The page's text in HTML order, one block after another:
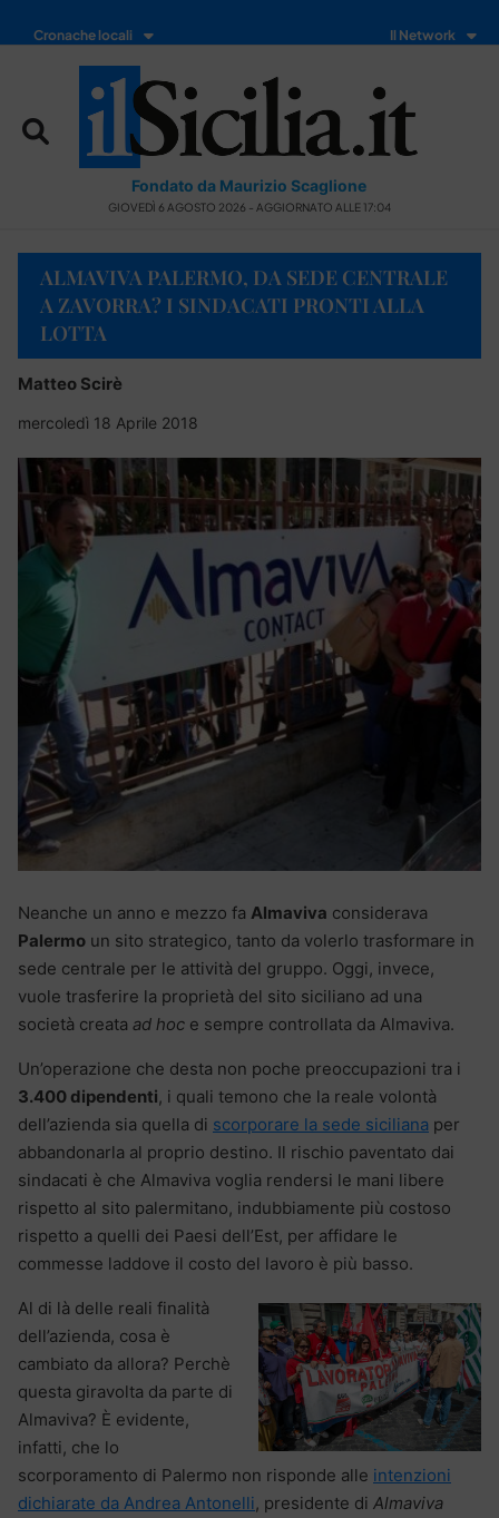
Cronache locali Il Network
Fondato da Maurizio Scaglione
GIOVEDÌ 6 AGOSTO 2026 - AGGIORNATO ALLE 17:04
ALMAVIVA PALERMO, DA SEDE CENTRALE
A ZAVORRA? I SINDACATI PRONTI ALLA
LOTTA
Matteo Scirè
mercoledì 18 Aprile 2018
Neanche un anno e mezzo fa Almaviva considerava
Palermo un sito strategico, tanto da volerlo trasformare in
sede centrale per le attività del gruppo. Oggi, invece,
vuole trasferire la proprietà del sito siciliano ad una
società creata ad hoc e sempre controllata da Almaviva.
Un’operazione che desta non poche preoccupazioni tra i
3.400 dipendenti, i quali temono che la reale volontà
dell’azienda sia quella di scorporare la sede siciliana per
abbandonarla al proprio destino. Il rischio paventato dai
sindacati è che Almaviva voglia rendersi le mani libere
rispetto al sito palermitano, indubbiamente più costoso
rispetto a quelli dei Paesi dell’Est, per affidare le
commesse laddove il costo del lavoro è più basso.
Al di là delle reali finalità
dell’azienda, cosa è
cambiato da allora? Perchè
questa giravolta da parte di
Almaviva? È evidente,
infatti, che lo
scorporamento di Palermo non risponde alle intenzioni
dichiarate da Andrea Antonelli, presidente di Almaviva